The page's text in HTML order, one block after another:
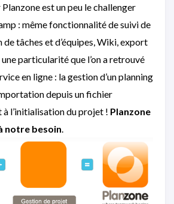
Planzone est un peu le challenger
: même fonctionnalité de suivi de
tâches et d’équipes, Wiki, export
particularité que l’on a retrouvé
en ligne : la gestion d’un planning
depuis un fichier
l’initialisation du projet ! Planzone
notre besoin.